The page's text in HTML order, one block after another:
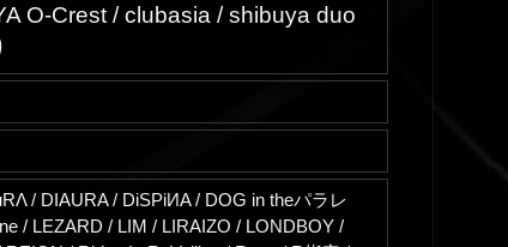
O-Crest / clubasia / shibuya duo
/ DIAURA / DiSPiИA / DOG in theパラレ
/ LEZARD / LIM / LIRAIZO / LONDBOY /